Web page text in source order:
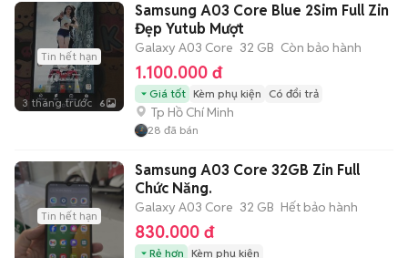
Tin hết hạn
3 tháng trước 6
Samsung A03 Core Blue 2Sim Full Zin
Đẹp Yutub Mượt
Galaxy A03 Core 32 GB Còn bảo hành
1.100.000 đ
Giá tốt Kèm phụ kiện Có đổi trả
Tp Hồ Chí Minh
28 đã bán
Tin hết hạn
Samsung A03 Core 32GB Zin Full
Chức Năng.
Galaxy A03 Core 32 GB Hết bảo hành
830.000 đ
Rẻ hơn Kèm phụ kiện